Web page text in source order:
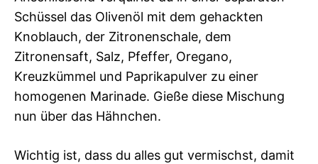
Schüssel das Olivenöl mit dem gehackten
Knoblauch, der Zitronenschale, dem
Zitronensaft, Salz, Pfeffer, Oregano,
Kreuzkümmel und Paprikapulver zu einer
homogenen Marinade. Gieße diese Mischung
nun über das Hähnchen.
Wichtig ist, dass du alles gut vermischst, damit